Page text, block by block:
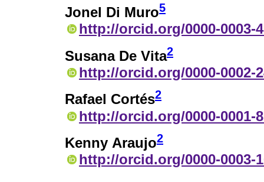
Jonel Di Muro5
http://orcid.org/0000-0003-
Susana De Vita2
http://orcid.org/0000-0002-
Rafael Cortés2
http://orcid.org/0000-0001-
Kenny Araujo2
http://orcid.org/0000-0003-